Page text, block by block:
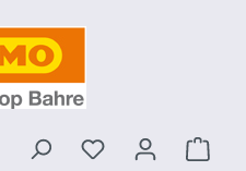
Du hast 0